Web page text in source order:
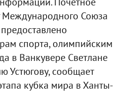
Международного Союза
спорта, олимпийским
в Ванкувере Светлане
Устюгову, сообщает
кубка мира в Ханты-